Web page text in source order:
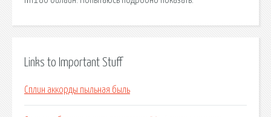
Links to Important Stuff
Сплин аккорды пыльная быль